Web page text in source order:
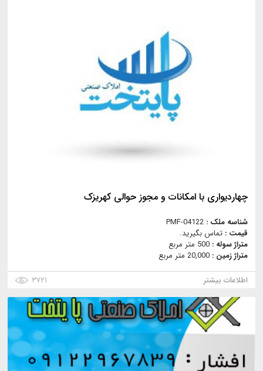
چهاردیواری با امکانات و مجوز حوالی کهریزک
شناسه ملک : PMF-04122
قیمت : تماس بگیرید.
متراژ سوله : 500 متر مربع
متراژ زمین : 20,000 متر مربع
اطلاعات بیشتر
۳۷۲۱